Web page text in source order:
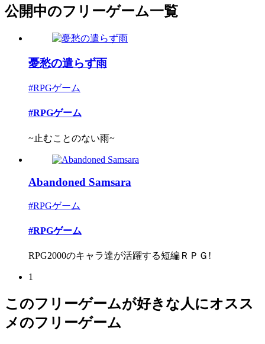
公開中のフリーゲーム一覧
憂愁の遣らず雨
#RPGゲーム
#RPGゲーム
~止むことのない雨~
Abandoned Samsara
#RPGゲーム
#RPGゲーム
RPG2000のキャラ達が活躍する短編ＲＰＧ!
1
このフリーゲームが好きな人にオスス
メのフリーゲーム